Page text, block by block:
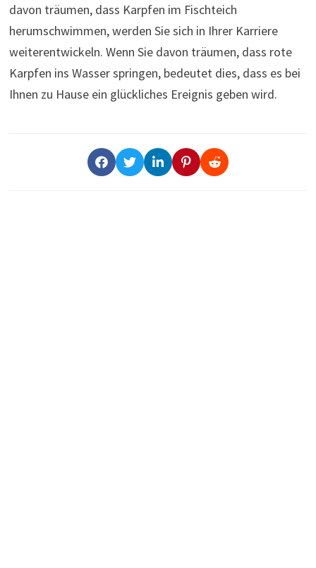
davon träumen, dass Karpfen im Fischteich
herumschwimmen, werden Sie sich in Ihrer Karriere
weiterentwickeln. Wenn Sie davon träumen, dass rote
Karpfen ins Wasser springen, bedeutet dies, dass es bei
Ihnen zu Hause ein glückliches Ereignis geben wird.